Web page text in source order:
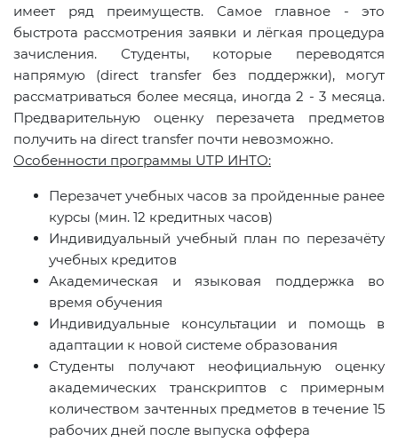
имеет ряд преимуществ. Самое главное - это
быстрота рассмотрения заявки и лёгкая процедура
зачисления. Студенты, которые переводятся
напрямую (direct transfer без поддержки), могут
рассматриваться более месяца, иногда 2 - 3 месяца.
Предварительную оценку перезачета предметов
получить на direct transfer почти невозможно.
Особенности программы UTP ИНТО:
Перезачет учебных часов за пройденные ранее
курсы (мин. 12 кредитных часов)
Индивидуальный учебный план по перезачёту
учебных кредитов
Академическая и языковая поддержка во
время обучения
Индивидуальные консультации и помощь в
адаптации к новой системе образования
Студенты получают неофициальную оценку
академических транскриптов с примерным
количеством зачтенных предметов в течение 15
рабочих дней после выпуска оффера